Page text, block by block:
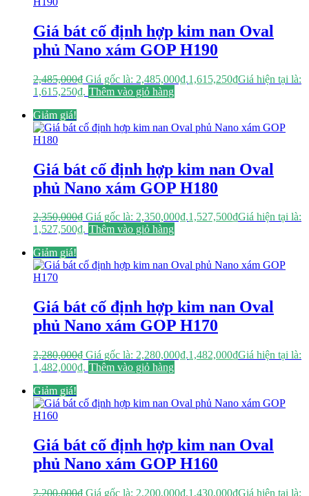
Giá bát cố định hợp kim nan Oval
phủ Nano xám GOP H190
2,485,000₫ Giá gốc là: 2,485,000₫.1,615,250₫Giá hiện tại là:
1,615,250₫. Thêm vào giỏ hàng
Giảm giá!
Giá bát cố định hợp kim nan Oval
phủ Nano xám GOP H180
2,350,000₫ Giá gốc là: 2,350,000₫.1,527,500₫Giá hiện tại là:
1,527,500₫. Thêm vào giỏ hàng
Giảm giá!
Giá bát cố định hợp kim nan Oval
phủ Nano xám GOP H170
2,280,000₫ Giá gốc là: 2,280,000₫.1,482,000₫Giá hiện tại là:
1,482,000₫. Thêm vào giỏ hàng
Giảm giá!
Giá bát cố định hợp kim nan Oval
phủ Nano xám GOP H160
2,200,000₫ Giá gốc là: 2,200,000₫.1,430,000₫Giá hiện tại là: